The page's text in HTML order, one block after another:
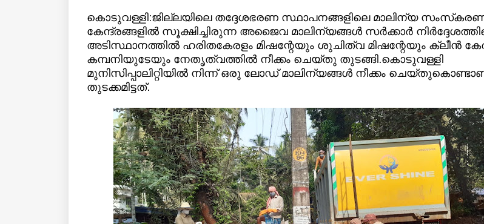
കൊടുവള്ളി:ജില്ലയിലെ തദ്ദേശഭരണ സ്ഥാപനങ്ങളിലെ മാലിന്യ
കേന്ദ്രങ്ങളില്‍ സൂക്ഷിച്ചിരുന്ന അജൈവ മാലിന്യങ്ങള്‍ സര്‍ക്കാര്‍
അടിസ്ഥാനത്തില്‍ ഹരിതകേരളം മിഷന്റേയും ശുചിത്വ മിഷന്റേയും ക്ലീന്‍
കമ്പനിയുടേയും നേതൃത്വത്തില്‍ നീക്കം ചെയ്തു തുടങ്ങി.കൊടുവള്ളി
മുനിസിപ്പാലിറ്റിയില്‍ നിന്ന് ഒരു ലോഡ് മാലിന്യങ്ങള്‍ നീക്കം
തുടക്കമിട്ടത്.